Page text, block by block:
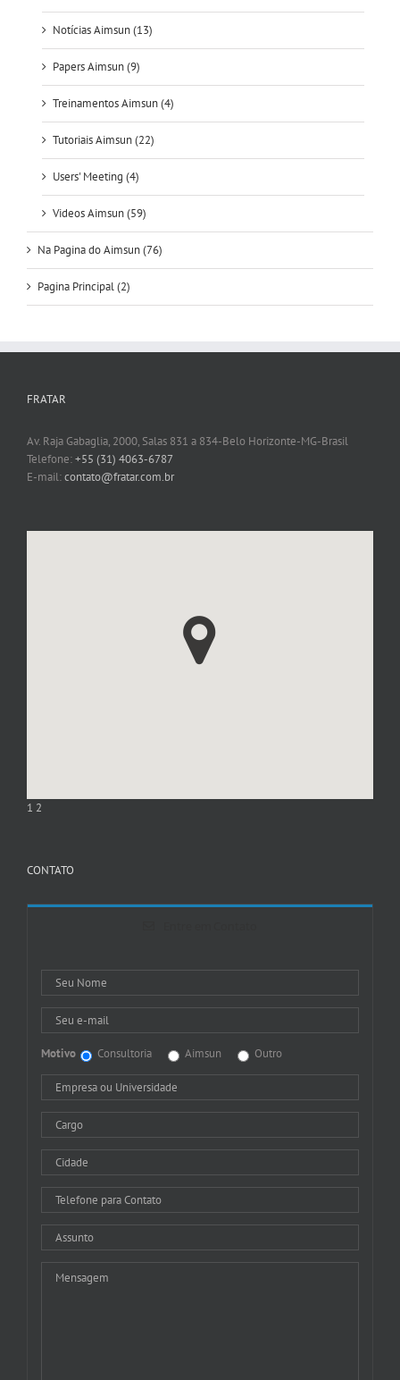
Notícias Aimsun (13)
Papers Aimsun (9)
Treinamentos Aimsun (4)
Tutoriais Aimsun (22)
Users' Meeting (4)
Videos Aimsun (59)
Na Pagina do Aimsun (76)
Pagina Principal (2)
FRATAR
Av. Raja Gabaglia, 2000, Salas 831 a 834-Belo Horizonte-MG-Brasil
Telefone:+55 (31) 4063-6787
E-mail:contato@fratar.com.br
1 2
CONTATO
Motivo Consultoria Aimsun Outro